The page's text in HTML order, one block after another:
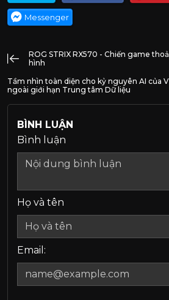
Messenger
ROG STRIX RX570 - Chiến game thoải mái không cần soi cấu
hình
Tầm nhìn toàn diện cho kỷ nguyên AI của Việt Nam: Vượt ra
ngoài giới hạn Trung tâm Dữ liệu
BÌNH LUẬN
Bình luận
Họ và tên
Email: